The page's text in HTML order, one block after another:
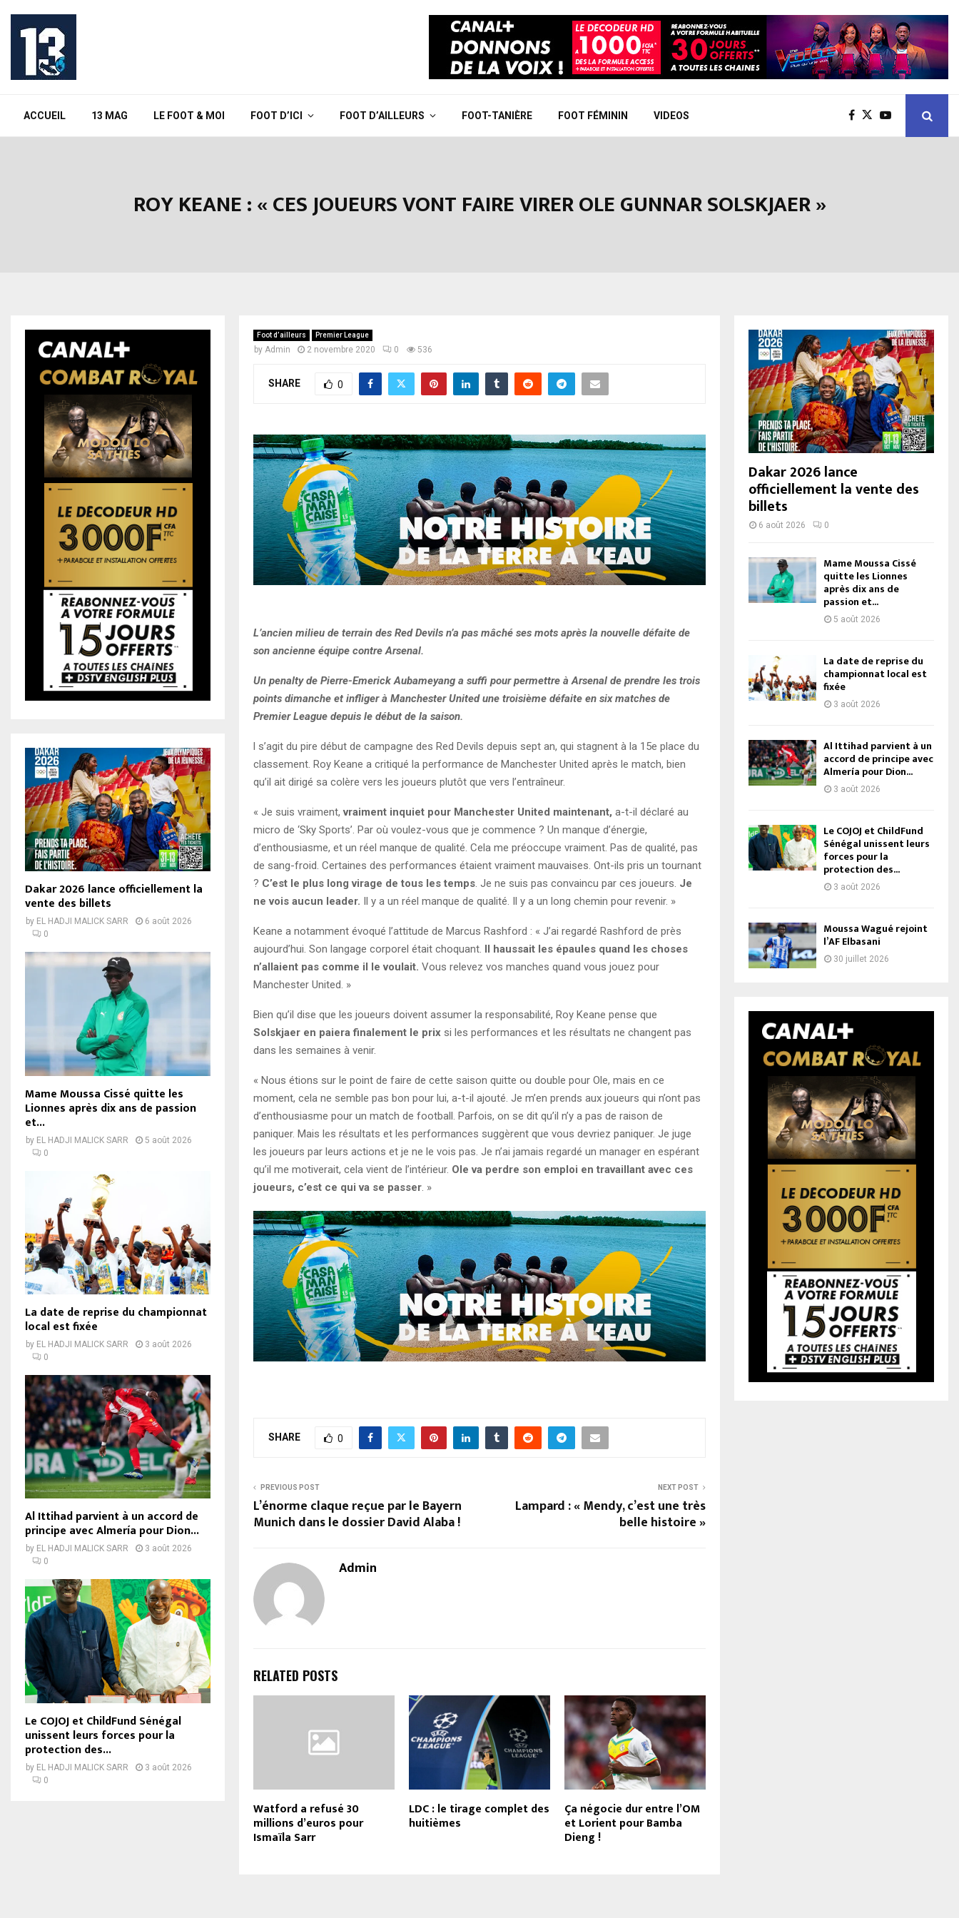
ACCUEIL 13 MAG LE FOOT & MOI FOOT D’ICI FOOT D’AILLEURS FOOT-TANIÈRE FOOT FÉMININ VIDEOS
ROY KEANE : « CES JOUEURS VONT FAIRE VIRER OLE GUNNAR SOLSKJAER »
Foot d’ailleurs Premier League
by Admin 2 novembre 2020 0 536
SHARE 0
L’ancien milieu de terrain des Red Devils n’a pas mâché ses mots après la nouvelle défaite de
son ancienne équipe contre Arsenal.
Un penalty de Pierre-Emerick Aubameyang a suffi pour permettre à Arsenal de prendre les trois
points dimanche et infliger à Manchester United une troisième défaite en six matches de
Premier League depuis le début de la saison.
l s’agit du pire début de campagne des Red Devils depuis sept an, qui stagnent à la 15e place du
classement. Roy Keane a critiqué la performance de Manchester United après le match, bien
qu’il ait dirigé sa colère vers les joueurs plutôt que vers l’entraîneur.
« Je suis vraiment,vraiment inquiet pour Manchester United maintenant, a-t-il déclaré au
micro de ‘Sky Sports’. Par où voulez-vous que je commence ? Un manque d’énergie,
d’enthousiasme, et un réel manque de qualité. Cela me préoccupe vraiment. Pas de qualité, pas
de sang-froid. Certaines des performances étaient vraiment mauvaises. Ont-ils pris un tournant
? C’est le plus long virage de tous les temps. Je ne suis pas convaincu par ces joueurs. Je
ne vois aucun leader. Il y a un réel manque de qualité. Il y a un long chemin pour revenir. »
Keane a notamment évoqué l’attitude de Marcus Rashford : « J’ai regardé Rashford de près
aujourd’hui. Son langage corporel était choquant. Il haussait les épaules quand les choses
n’allaient pas comme il le voulait. Vous relevez vos manches quand vous jouez pour
Manchester United. »
Bien qu’il dise que les joueurs doivent assumer la responsabilité, Roy Keane pense que
Solskjaer en paiera finalement le prix si les performances et les résultats ne changent pas
dans les semaines à venir.
« Nous étions sur le point de faire de cette saison quitte ou double pour Ole, mais en ce
moment, cela ne semble pas bon pour lui, a-t-il ajouté. Je m’en prends aux joueurs qui n’ont pas
d’enthousiasme pour un match de football. Parfois, on se dit qu’il n’y a pas de raison de
paniquer. Mais les résultats et les performances suggèrent que vous devriez paniquer. Je juge
les joueurs par leurs actions et je ne le vois pas. Je n’ai jamais regardé un manager en espérant
qu’il me motiverait, cela vient de l’intérieur. Ole va perdre son emploi en travaillant avec ces
joueurs, c’est ce qui va se passer. »
SHARE 0
PREVIOUS POST
L’énorme claque reçue par le Bayern
Munich dans le dossier David Alaba !
NEXT POST
Lampard : « Mendy, c’est une très
belle histoire »
Admin
RELATED POSTS
Watford a refusé 30
millions d’euros pour
Ismaïla Sarr
LDC : le tirage complet des
huitièmes
Ça négocie dur entre l’OM
et Lorient pour Bamba
Dieng !
Dakar 2026 lance officiellement la
vente des billets
by EL HADJI MALICK SARR
6 août 2026
0
Mame Moussa Cissé quitte les
Lionnes après dix ans de passion
et...
by EL HADJI MALICK SARR
5 août 2026
0
La date de reprise du championnat
local est fixée
by EL HADJI MALICK SARR
3 août 2026
0
Al Ittihad parvient à un accord de
principe avec Almería pour Dion...
by EL HADJI MALICK SARR
3 août 2026
0
Le COJOJ et ChildFund Sénégal
unissent leurs forces pour la
protection des...
by EL HADJI MALICK SARR
3 août 2026
0
Dakar 2026 lance
officiellement la vente des
billets
6 août 2026 0
Mame Moussa Cissé
quitte les Lionnes
après dix ans de
passion et...
5 août 2026
La date de reprise du
championnat local est
fixée
3 août 2026
Al Ittihad parvient à un
accord de principe avec
Almería pour Dion...
3 août 2026
Le COJOJ et ChildFund
Sénégal unissent leurs
forces pour la
protection des...
3 août 2026
Moussa Wagué rejoint
l’AF Elbasani
30 juillet 2026